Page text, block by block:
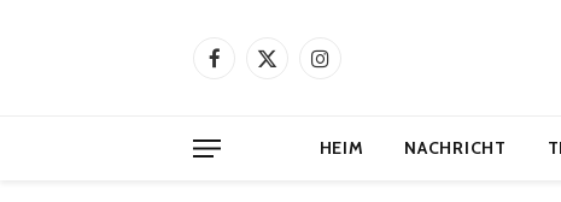
Facebook
X
Instagram
HEIM NACHRICHT